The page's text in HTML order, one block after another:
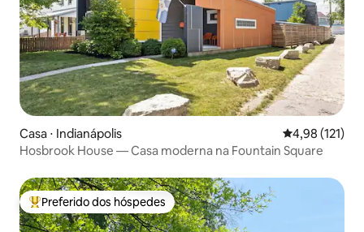
Casa ⋅ Indianápolis 4,98 de uma
4,98 (121)
Hosbrook House — Casa moderna na Fountain Square
Entre os melhores preferidos dos hóspedes
Preferido dos hóspedes